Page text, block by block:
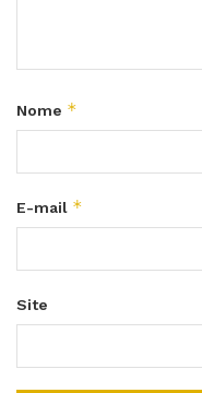
Nome *
E-mail *
Site